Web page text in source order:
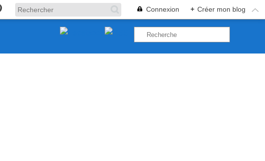
Connexion + Créer mon blog